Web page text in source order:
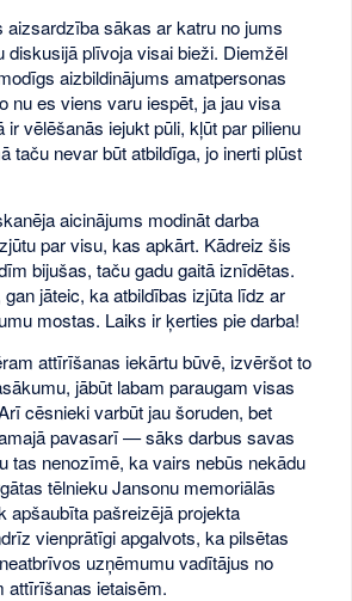
sākas ar katru no jums
diskusijā plīvoja visai bieži. Diemžēl
aizbildinājums amatpersonas
nu es viens varu iespēt, ja jau visa
ir vēlēšanās iejukt pūli, kļūt par pilienu
taču nevar būt atbildīga, jo inerti plūst
aicinājums modināt darba
par visu, kas apkārt. Kādreiz šis
bijušas, taču gadu gaitā iznīdētas.
jāteic, ka atbildības izjūta līdz ar
mostas. Laiks ir ķerties pie darba!
attīrīšanas iekārtu būvē, izvēršot to
jābūt labam paraugam visas
cēsnieki varbūt jau šoruden, bet
pavasarī — sāks darbus savas
tas nenozīmē, ka vairs nebūs nekādu
tēlnieku Jansonu memoriālās
apšaubīta pašreizējā projekta
vienprātīgi apgalvots, ka pilsētas
uzņēmumu vadītājus no
attīrīšanas ietaisēm.